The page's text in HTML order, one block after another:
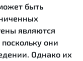
быть
являются
они
Однако их